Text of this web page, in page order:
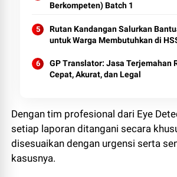
Berkompeten) Batch 1
Rutan Kandangan Salurkan
untuk Warga Membutuhkan di
GP Translator: Jasa Terjemahan
Cepat, Akurat, dan Legal
Dengan tim profesional dari Eye
setiap laporan ditangani secara
disesuaikan dengan urgensi serta
kasusnya.